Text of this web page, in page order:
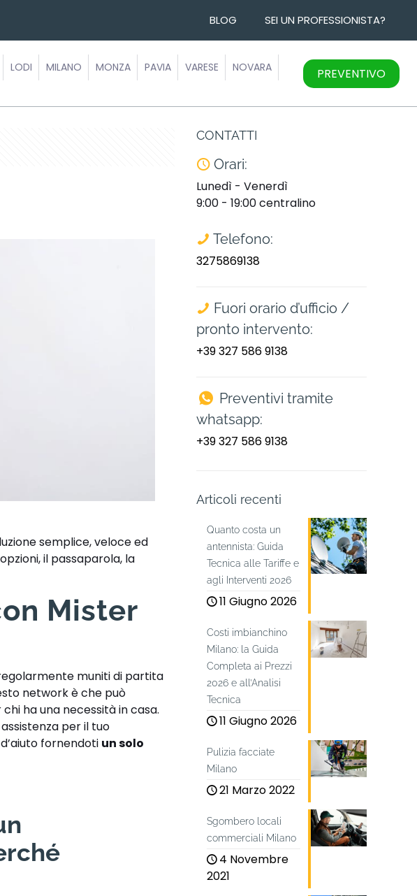
BLOG SEI UN PROFESSIONISTA?
LODI MILANO MONZA PAVIA VARESE
NOVARA
PREVENTIVO
semplice, veloce ed
il passaparola, la
Mister
muniti di partita
network è che può
ha una necessità in casa.
per il tuo
fornendoti un solo
CONTATTI
Orari:
Lunedì - Venerdì
9:00 - 19:00 centralino
Telefono:
3275869138
Fuori orario d’ufficio /
pronto intervento:
+39 327 586 9138
Preventivi tramite
whatsapp:
+39 327 586 9138
Articoli recenti
Quanto costa un
antennista: Guida
Tecnica alle Tariffe e
agli Interventi 2026
11 Giugno 2026
Costi imbianchino
Milano: la Guida
Completa ai Prezzi
2026 e all’Analisi
Tecnica
11 Giugno 2026
Pulizia facciate
Milano
21 Marzo 2022
Sgombero locali
commerciali Milano
4 Novembre
2021